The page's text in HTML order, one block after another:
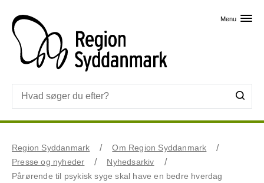
Menu
Region Syddanmark
Om Region Syddanmark
Presse og nyheder
Nyhedsarkiv
Pårørende til psykisk syge skal have en bedre hverdag